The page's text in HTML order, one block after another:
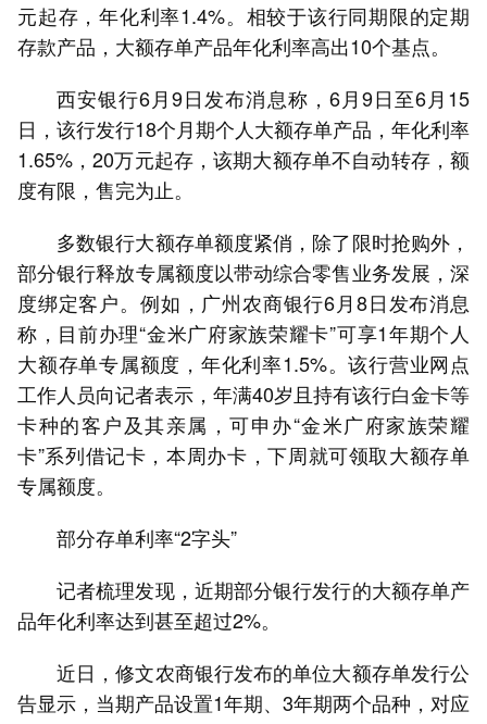
元起存，年化利率1.4%。相较于该行同期限的定期
存款产品，大额存单产品年化利率高出10个基点。
西安银行6月9日发布消息称，6月9日至6月15
日，该行发行18个月期个人大额存单产品，年化利率
1.65%，20万元起存，该期大额存单不自动转存，额
度有限，售完为止。
多数银行大额存单额度紧俏，除了限时抢购外，
部分银行释放专属额度以带动综合零售业务发展，深
度绑定客户。例如，广州农商银行6月8日发布消息
称，目前办理“金米广府家族荣耀卡”可享1年期个人
大额存单专属额度，年化利率1.5%。该行营业网点
工作人员向记者表示，年满40岁且持有该行白金卡等
卡种的客户及其亲属，可申办“金米广府家族荣耀
卡”系列借记卡，本周办卡，下周就可领取大额存单
专属额度。
部分存单利率“2字头”
记者梳理发现，近期部分银行发行的大额存单产
品年化利率达到甚至超过2%。
近日，修文农商银行发布的单位大额存单发行公
告显示，当期产品设置1年期、3年期两个品种，对应